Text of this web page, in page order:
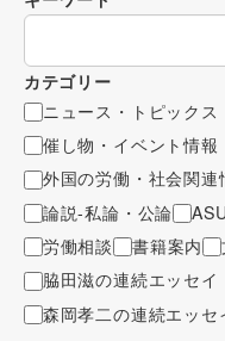
カテゴリー
ニュース・トピックス
催し物・イベント情報
外国の労働・社会関連
論説-私論・公論
労働相談
書籍案内
脇田滋の連続エッセイ
森岡孝二の連続エッセ